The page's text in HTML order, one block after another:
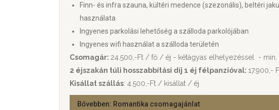
Finn- és infra szauna, kültéri medence (szezonális), beltéri
használata
Ingyenes parkolási lehetőség a szálloda parkolójában
Ingyenes wifi használat a szálloda területén
Csomagár: 24.500,-Ft / fő / éj - kétágyas elhelyezéssel - min.
2 éjszakán túli hosszabbítási díj 1 éj félpanzióval: 17.900,-
Kisállat szállás: 4.500,-Ft / kisállat / éj
Bővebben: Romantika csomagajánlat